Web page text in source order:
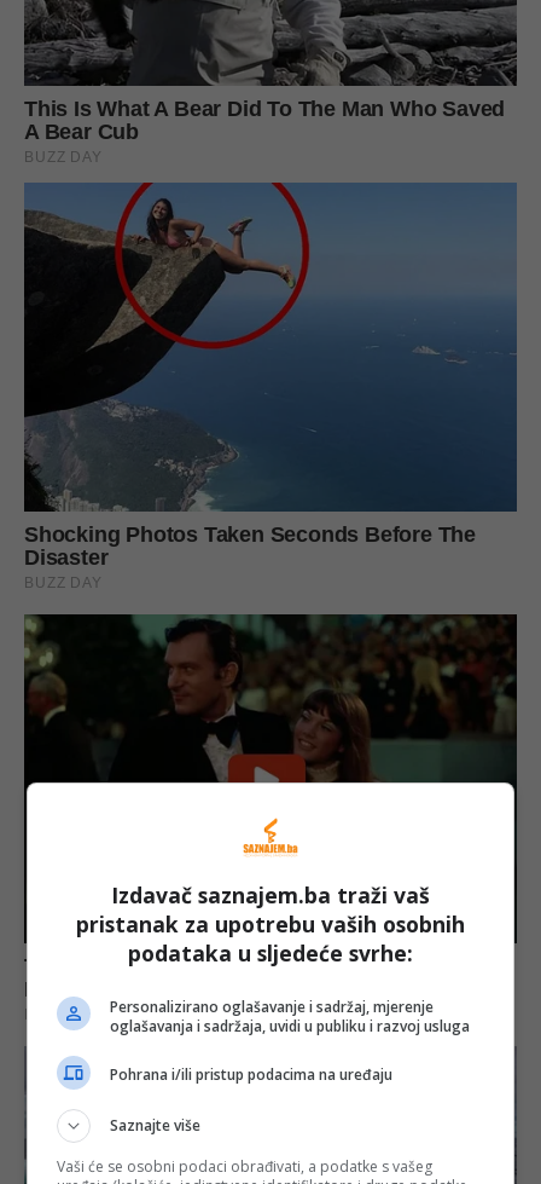
Izdavač saznajem.ba traži vaš
pristanak za upotrebu vaših osobnih
podataka u sljedeće svrhe:
Personalizirano oglašavanje i sadržaj, mjerenje
oglašavanja i sadržaja, uvidi u publiku i razvoj usluga
Pohrana i/ili pristup podacima na uređaju
Saznajte više
Vaši će se osobni podaci obrađivati, a podatke s vašeg